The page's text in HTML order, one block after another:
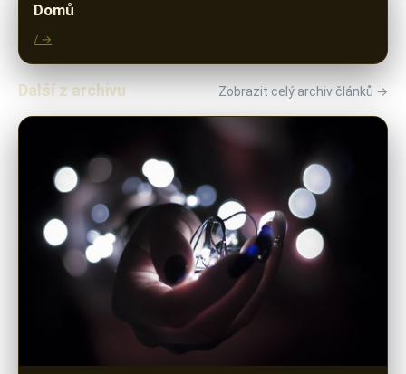
Domů
/ →
Další z archivu Zobrazit celý archiv článků →